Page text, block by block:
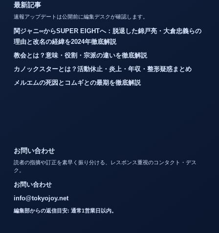
最新記事
速報アップデートは公開前に編集デスクが確認します。
関ジャニ∞からSUPER EIGHTへ：脱退した錦戸亮・大倉忠義らの
理由と改名の経緯を2024年徹底解説
教会とは？意味・役割・宗派の違いを徹底解説
カノックスターとは？活動休止・炎上・年収・整形疑惑まとめ
メルエムの死因とコムギとの最期を徹底解説
お問い合わせ
読者の指摘や訂正を素早く振り分ける、レスポンス重視のコンタクト・デス
ク。
お問い合わせ
info@tokyojoy.net
編集部からの返信目安: 通常1営業日以内。